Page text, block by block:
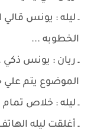
ـ ليله : يونس
الخطوبه ...
ـ ريان : يونس
الموضوع يتم علي
ـ ليله : خلاص تمام
ـ أغلقت ليله